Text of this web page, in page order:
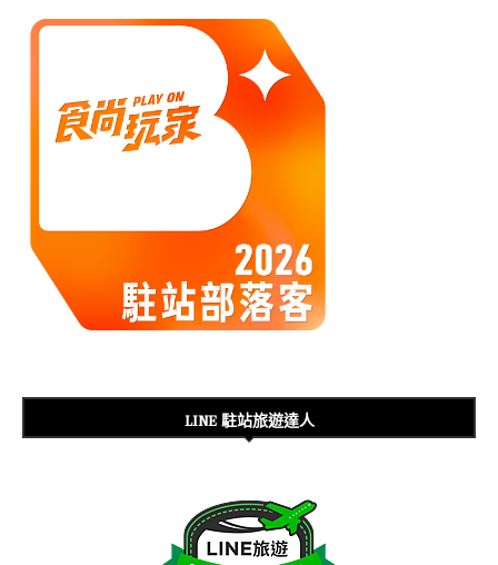
LINE 駐站旅遊達人